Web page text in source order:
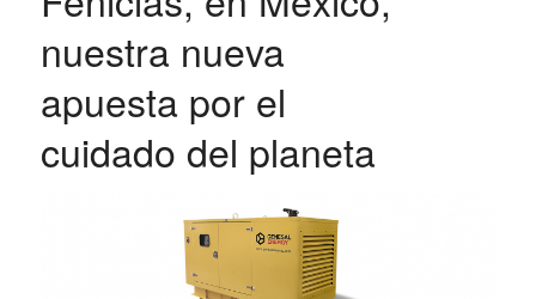
nuestra nueva
apuesta por el
cuidado del planeta